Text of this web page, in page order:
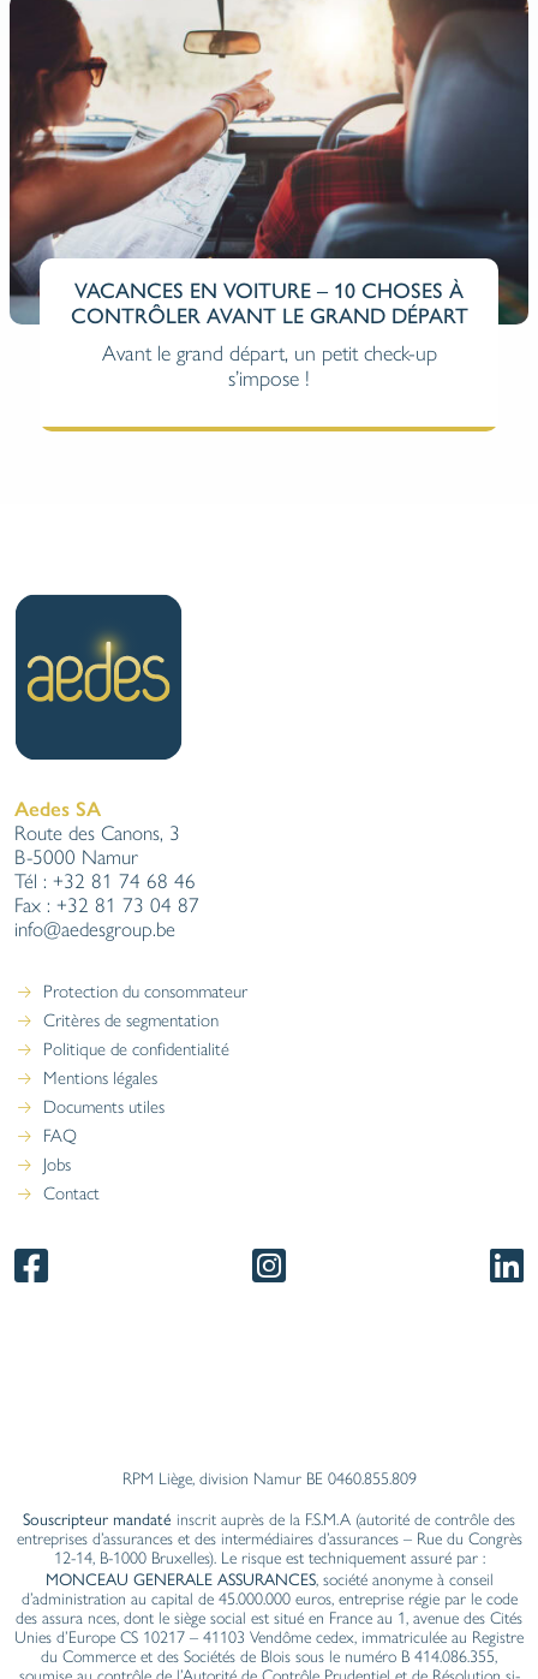
ZÉRO SINISTRE, FRANCHISE RÉDUITE :
LA FIDÉLITÉ RÉCOMPENSÉE !
Chez Aedes, nous vous proposons une
formule avec des petits et grands « + ». Et, une
sinistralité, c’est vraiment un gros « + » ! Il est
Aedes SA
Route des Canons, 3
B-5000 Namur
Fax : +32 81 73 04 87
info@aedesgroup.be
Protection du consommateur
Critères de segmentation
Politique de confidentialité
Mentions légales
Documents utiles
RPM Liège, division Namur BE 0460.855.809
Souscripteur mandatéinscrit auprès de la F.S.M.A (autorité de contrôle des
entreprises d’assurances et des intermédiaires d’assurances – Rue du Congrès
12-14, B-1000 Bruxelles). Le risque est techniquement assuré par :
MONCEAU GENERALE ASSURANCES, société anonyme à conseil
d’administration au capital de 45.000.000 euros, entreprise régie par le code